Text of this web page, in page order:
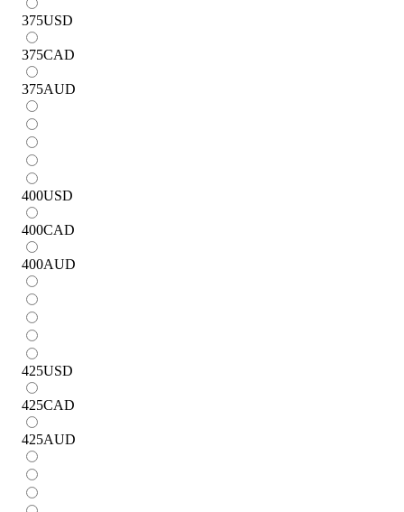
375USD
375CAD
375AUD
400USD
400CAD
400AUD
425USD
425CAD
425AUD